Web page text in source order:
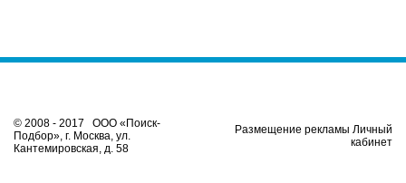
© 2008 - 2017 ООО «Поиск-
Подбор», г. Москва, ул.
Кантемировская, д. 58
Размещение рекламы Личный
кабинет